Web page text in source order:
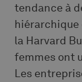
tendance à
hiérarchique
la Harvard
femmes ont
Les